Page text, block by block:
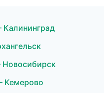
Кемерово